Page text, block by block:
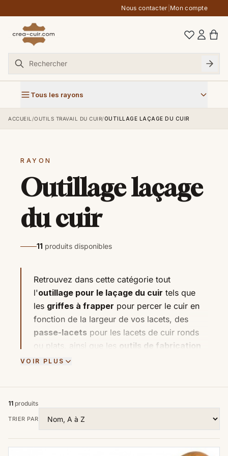
Nous contacter Mon compte
Tous les rayons
ACCUEIL /OUTILS TRAVAIL DU CUIR/ OUTILLAGE LAÇAGE DU CUIR
RAYON
Outillage laçage
du cuir
11 produits disponibles
Retrouvez dans cette catégorie tout
l'outillage pour le laçage du cuir tels que
les griffes à frapper pour percer le cuir en
fonction de la largeur de vos lacets, des
passe-lacets pour les lacets de cuir ronds
ou plats, ainsi que les outils de fabrication
de lacets de cuir
Le laçage du cuir représente une étape
cruciale, ajoutant une touche de finesse et de
caractère à chaque création. Parmi les outils
emblématiques utilisés pour maîtriser cet art
VOIR PLUS
11 produits
TRIER PAR